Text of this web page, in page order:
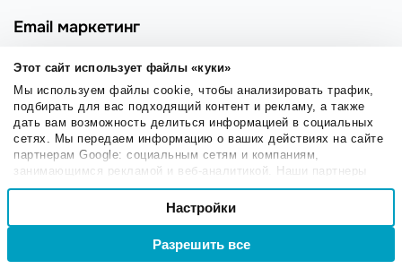
Этот сайт использует файлы «куки»
Мы используем файлы cookie, чтобы анализировать трафик,
подбирать для вас подходящий контент и рекламу, а также
дать вам возможность делиться информацией в социальных
сетях. Мы передаем информацию о ваших действиях на сайте
партнерам Google: социальным сетям и компаниям,
занимающимся рекламой и веб-аналитикой. Наши партнеры
могут комбинировать эти сведения с предоставленной вами
информацией, а также данными, которые они получили при
использовании вами их сервисов.
Выбор
Настроечные
Настройки
Разрешить все
Email маркетинг
Методemail маркетингаможно связать с любым
каналом продаж. Он помогает уведомлять
пользователей о новостях, коллекциях, акциях, а
также получатьобратную связь.